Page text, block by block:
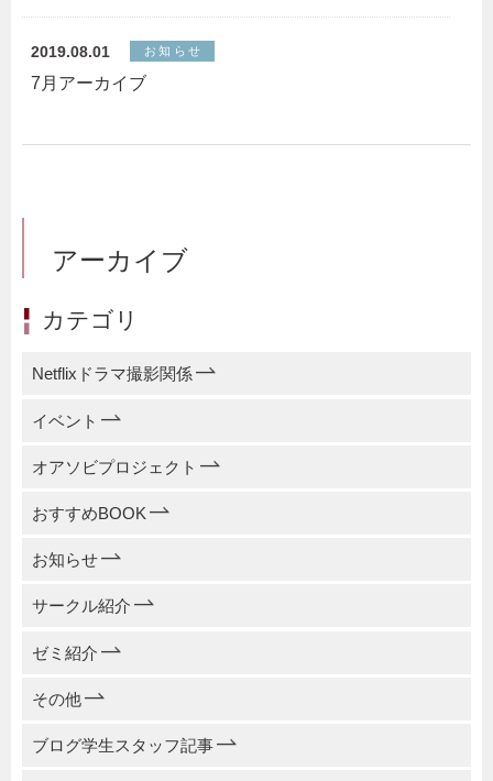
2019.08.01 お知らせ
7月アーカイブ
アーカイブ
カテゴリ
Netflixドラマ撮影関係
イベント
オアソビプロジェクト
おすすめBOOK
お知らせ
サークル紹介
ゼミ紹介
その他
ブログ学生スタッフ記事